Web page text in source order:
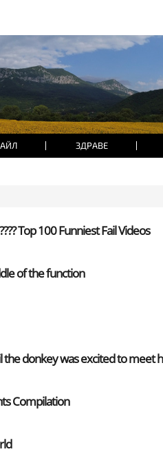
ЗДРАВЕ
Top 100 Funniest Fail Videos
of the function
donkey was excited to meet
Compilation